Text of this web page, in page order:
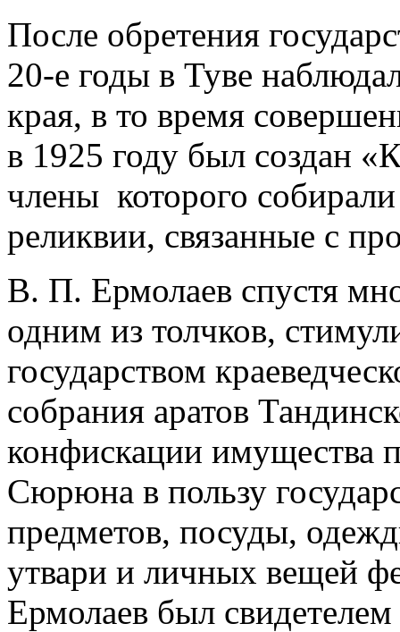
После обретения
20-е годы в Туве
края, в то время
в 1925 году был создан
члены которого
реликвии, связанные с
В. П. Ермолаев спустя
одним из толчков,
государством
собрания аратов
конфискации имущества
Сюрюна в пользу
предметов, посуды,
утвари и личных вещей
Ермолаев был